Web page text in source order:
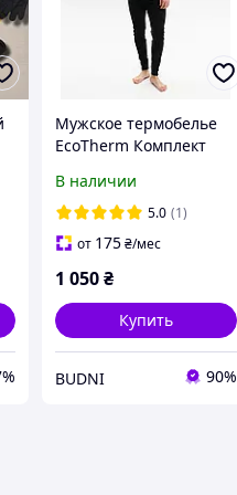
Мужское термобелье
EcoTherm Комплект
мужчин S-3XL
В наличии
5.0 (1)
от 175 ₴/мес
1 050 ₴
Купить
BUDNI 90%